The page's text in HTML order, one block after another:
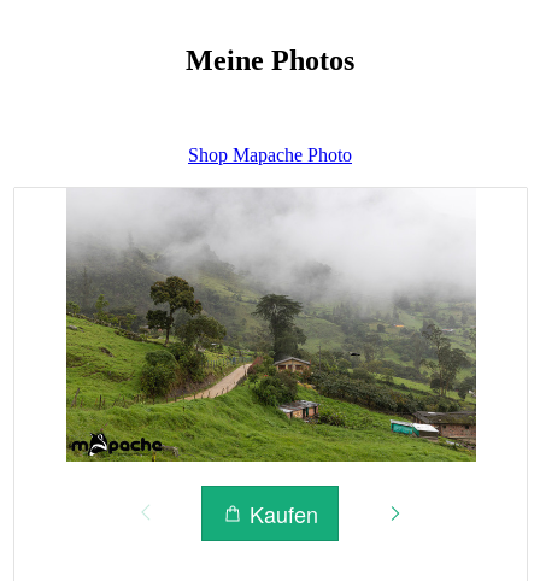
Meine Photos
Shop Mapache Photo